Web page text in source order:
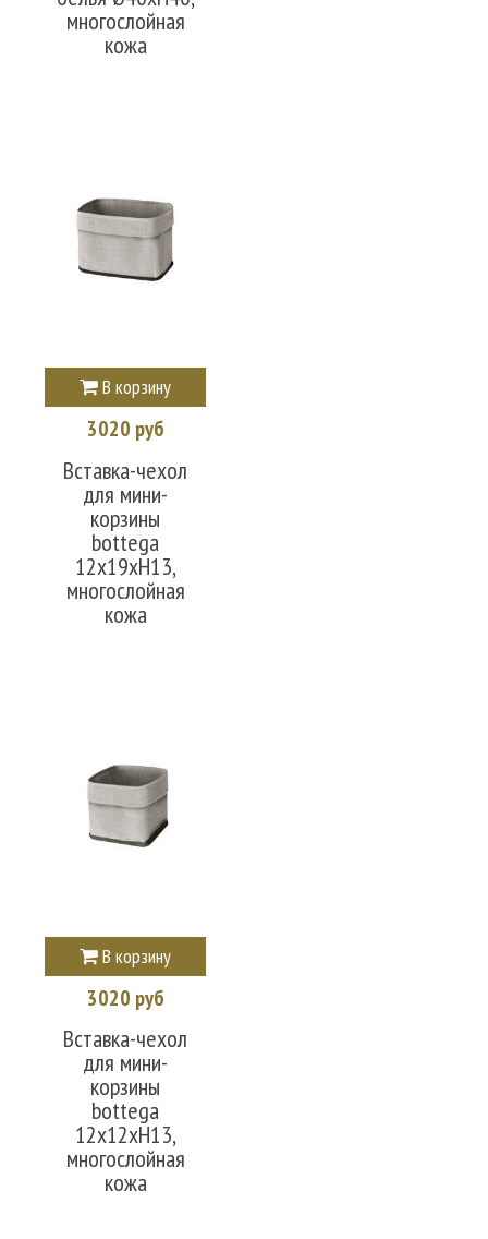
многослойная
кожа
В корзину
3020 руб
Вставка-чехол
для мини-
корзины
bottega
12x19xH13,
многослойная
кожа
В корзину
3020 руб
Вставка-чехол
для мини-
корзины
bottega
12x12xH13,
многослойная
кожа